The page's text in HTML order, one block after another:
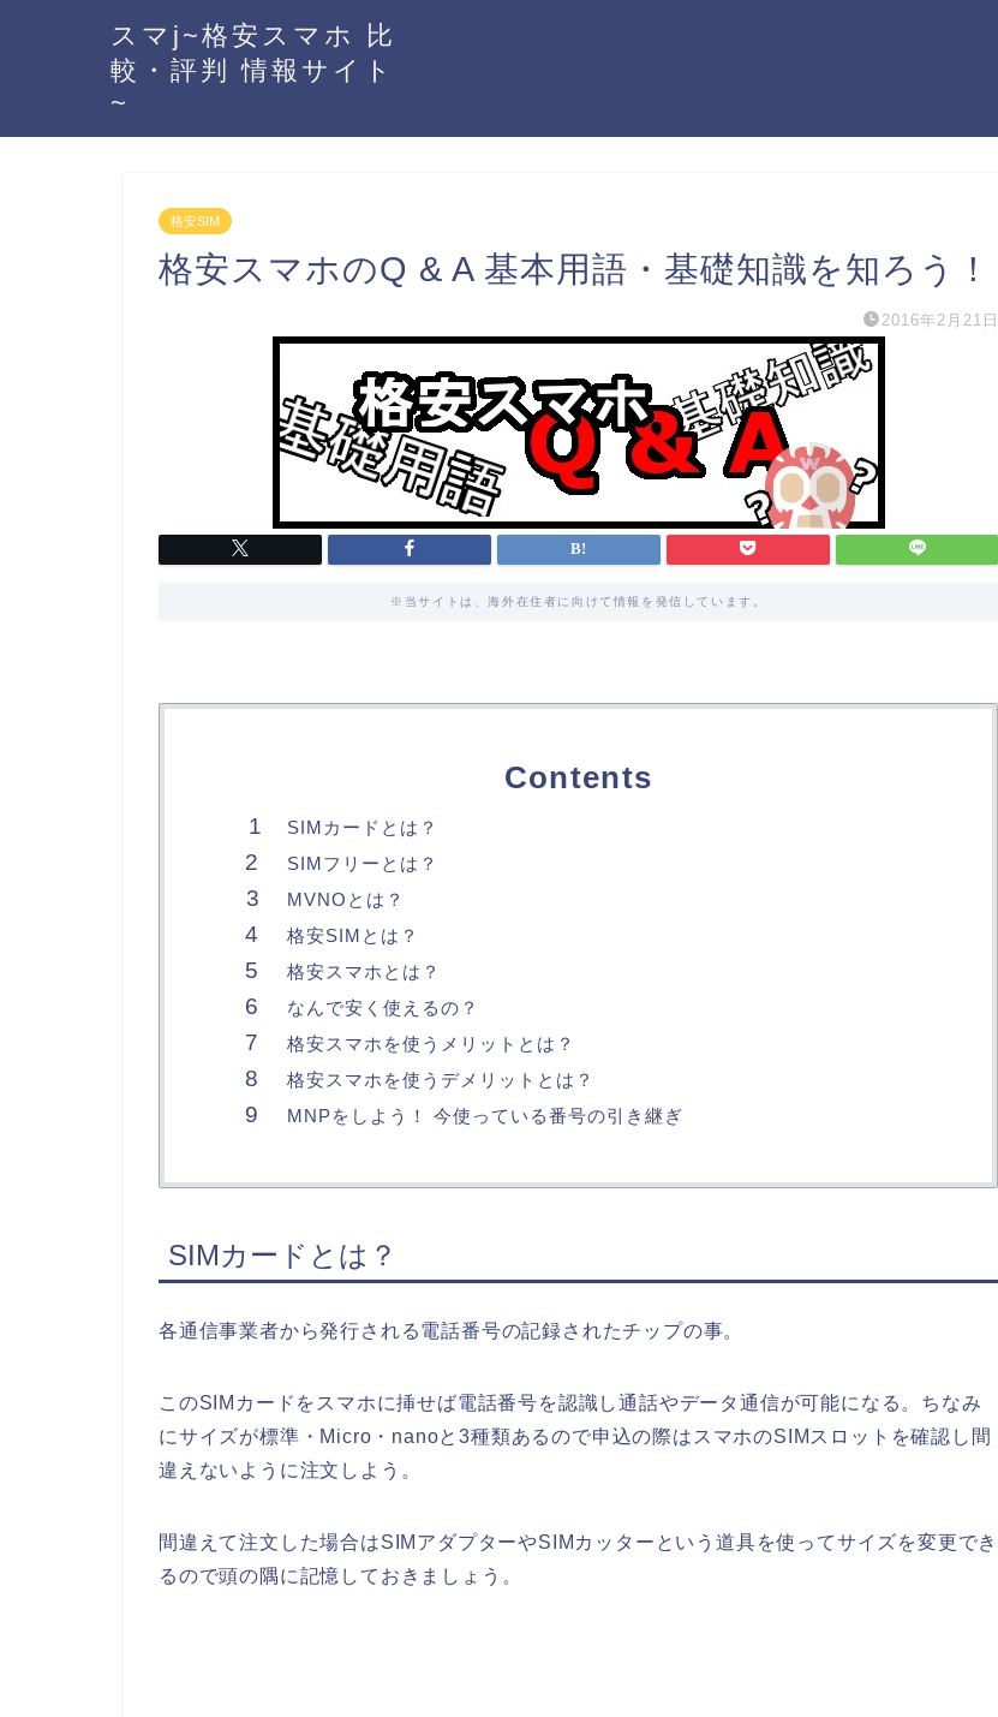
スマj~格安スマホ 比
較・評判 情報サイト
~
格安SIM
格安スマホのQ & A 基本用語・基礎知識を知ろう！
2016年2月21日
※当サイトは、海外在住者に向けて情報を発信しています。
Contents
SIMカードとは？
SIMフリーとは？
MVNOとは？
格安SIMとは？
格安スマホとは？
なんで安く使えるの？
格安スマホを使うメリットとは？
格安スマホを使うデメリットとは？
MNPをしよう！ 今使っている番号の引き継ぎ
SIMカードとは？
各通信事業者から発行される電話番号の記録されたチップの事。
このSIMカードをスマホに挿せば電話番号を認識し通話やデータ通信が可能になる。ちなみ
にサイズが標準・Micro・nanoと3種類あるので申込の際はスマホのSIMスロットを確認し間
違えないように注文しよう。
間違えて注文した場合はSIMアダプターやSIMカッターという道具を使ってサイズを変更でき
るので頭の隅に記憶しておきましょう。